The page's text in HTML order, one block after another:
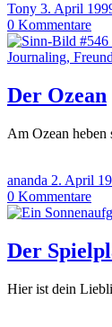
Tony 3. April
0 Kommentare
Der Ozean
Am Ozean
ananda 2. April
0 Kommentare
Der
Hier ist dein